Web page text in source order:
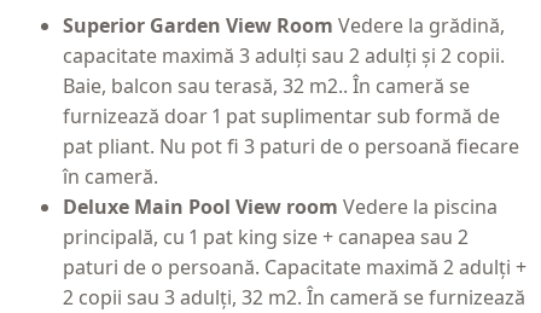
Superior Garden View Room Vedere la grădină,
capacitate maximă 3 adulți sau 2 adulți și 2 copii.
Baie, balcon sau terasă, 32 m2.. În cameră se
furnizează doar 1 pat suplimentar sub formă de
pat pliant. Nu pot fi 3 paturi de o persoană fiecare
în cameră.
Deluxe Main Pool View room Vedere la piscina
principală, cu 1 pat king size + canapea sau 2
paturi de o persoană. Capacitate maximă 2 adulți +
2 copii sau 3 adulți, 32 m2. În cameră se furnizează